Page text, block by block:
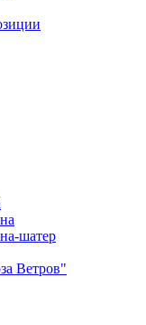
шатер
Ветров"